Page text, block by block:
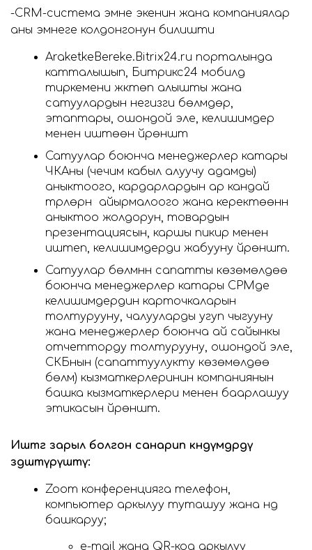
-CRM-система эмне экенин жана компаниялар
аны эмнеге колдонгонун билишти
AraketkeBereke.Bitrix24.ru порталында
катталышып, Битрикс24 мобилдүү
тиркемени жүктөп алышты жана
сатуулардын негизги бөлүмдөрү,
этаптары, ошондой эле, келишимдер
менен иштөөнү үйрөнүштү
Сатуулар боюнча менеджерлер катары
ЧКАны (чечим кабыл алуучу адамды)
аныктоого, кардарлардын ар кандай
түрлөрүн айырмалоого жана керектөөнүн
аныктоо жолдорун, товардын
презентациясын, каршы пикир менен
иштеп, келишимдерди жабууну үйрөнүштү.
Сатуулар бөлүмүнүн сапатты көзөмөлдөө
боюнча менеджерлер катары СРМде
келишимдердин карточкаларын
толтурууну, чалууларды угуп чыгууну
жана менеджерлер боюнча ай сайынкы
отчетторду толтурууну, ошондой эле,
СКБнын (сапаттуулукту көзөмөлдөө
бөлүмү) кызматкерлеринин компаниянын
башка кызматкерлери менен баарлашуу
этикасын үйрөнүштү.
Иштөөгө зарыл болгон санарип көндүмдөрдү
өздөштүрүштү:
Zoom конференцияга телефон,
компьютер аркылуу туташуу жана үндү
башкаруу;
e-mail жана QR-код аркылуу